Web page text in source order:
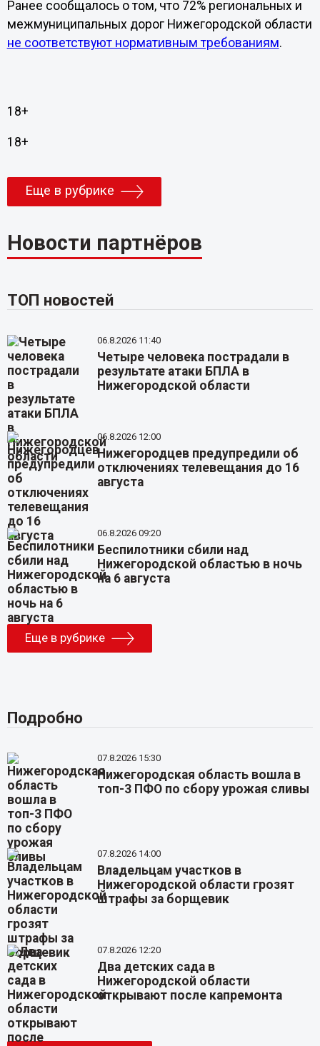
Ранее сообщалось о том, что 72% региональных и
межмуниципальных дорог Нижегородской области
не соответствуют нормативным требованиям.
18+
18+
Еще в рубрике
Новости партнёров
ТОП новостей
06.8.2026 11:40
Четыре человека пострадали в
результате атаки БПЛА в
Нижегородской области
06.8.2026 12:00
Нижегородцев предупредили об
отключениях телевещания до 16
августа
06.8.2026 09:20
Беспилотники сбили над
Нижегородской областью в ночь
на 6 августа
Еще в рубрике
Подробно
07.8.2026 15:30
Нижегородская область вошла в
топ-3 ПФО по сбору урожая сливы
07.8.2026 14:00
Владельцам участков в
Нижегородской области грозят
штрафы за борщевик
07.8.2026 12:20
Два детских сада в
Нижегородской области
открывают после капремонта